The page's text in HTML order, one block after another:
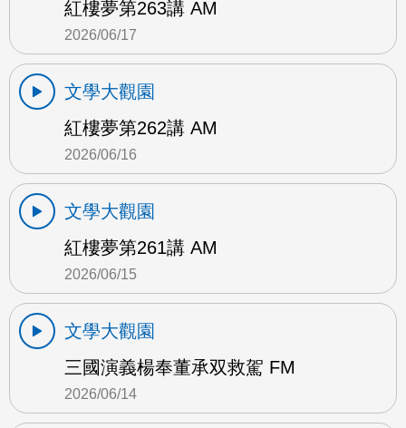
紅樓夢第263講 AM
2026/06/17
文學大觀園
紅樓夢第262講 AM
2026/06/16
文學大觀園
紅樓夢第261講 AM
2026/06/15
文學大觀園
三國演義楊奉董承双救駕 FM
2026/06/14